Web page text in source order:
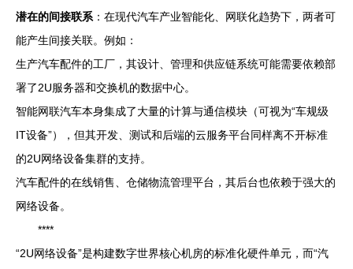
潜在的间接联系 ：在现代汽车产业智能化、网联化趋势下，两者可
能产生间接关联。例如：
生产汽车配件的工厂，其设计、管理和供应链系统可能需要依赖部
署了2U服务器和交换机的数据中心。
智能网联汽车本身集成了大量的计算与通信模块（可视为“车规级
IT设备”），但其开发、测试和后端的云服务平台同样离不开标准
的2U网络设备集群的支持。
汽车配件的在线销售、仓储物流管理平台，其后台也依赖于强大的
网络设备。
****
“2U网络设备”是构建数字世界核心机房的标准化硬件单元，而“汽